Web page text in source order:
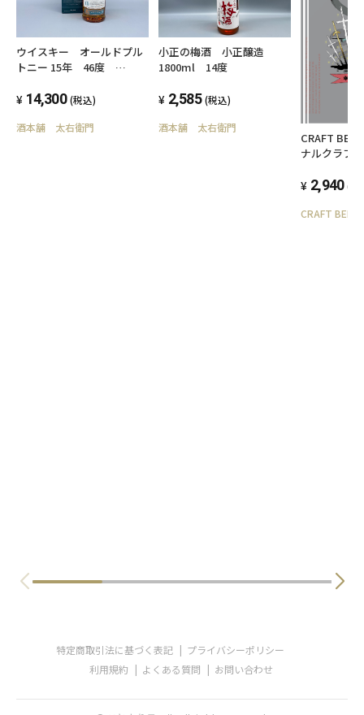
ウイスキー オールドプル
トニー 15年 46度
ー 14,300 (税込)
酒本舗 太右衛門
小正の梅酒 小正醸造
1800ml 14度
2,585 (税込)
酒本舗 太右衛門
CRAFT
ナルクラフ
2,940 (税
CRAFT BEER
特定商取引法に基づく表記
プライバシーポリシー
利用規約
よくある質問 お問い合わせ